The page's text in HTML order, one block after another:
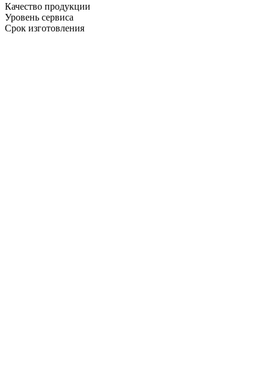
Качество продукции
Уровень сервиса
Срок изготовления